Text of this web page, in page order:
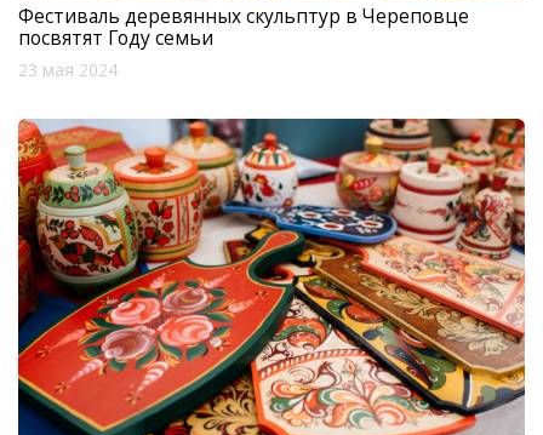
Фестиваль деревянных скульптур в Череповце
посвятят Году семьи
23 мая 2024